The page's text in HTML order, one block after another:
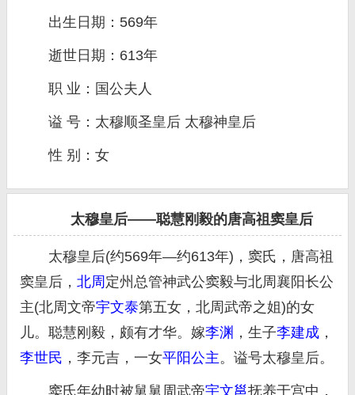
出生日期：569年
逝世日期：613年
职 业：国公夫人
谥 号：太穆顺圣皇后 太穆神皇后
性 别：女
太穆皇后——聪慧刚毅的唐高祖窦皇后
太穆皇后(约569年—约613年)，窦氏，唐高祖
窦皇后， 北周 定州总管神武公窦毅与北周襄阳长公
主(北周文帝宇文泰第五女，北周武帝之姐)的女
儿。聪慧刚毅，颇有才华。嫁李渊 ，生子李建成 ，
李世民 ，李元吉，一女平阳公主。谥号太穆皇后。
窦氏年幼时被舅舅周武帝宇文邕抚养于宫中，